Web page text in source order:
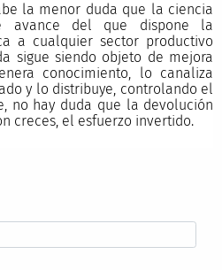
la menor duda que la ciencia
del que dispone la
a cualquier sector productivo
sigue siendo objeto de mejora
conocimiento, lo canaliza
y lo distribuye, controlando el
no hay duda que la devolución
creces, el esfuerzo invertido.